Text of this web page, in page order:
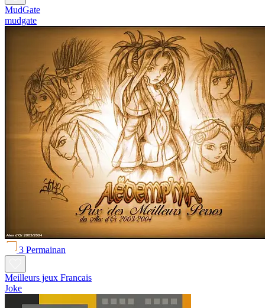
MudGate
mudgate
3 Permainan
Meilleurs jeux Francais
Joke